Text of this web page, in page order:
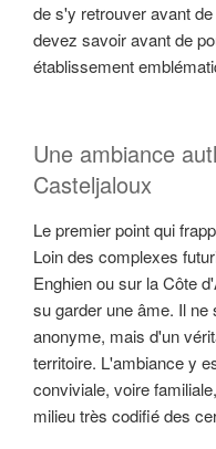
de s'y retrouver avant
devez savoir avant de
établissement
Une ambiance
Casteljaloux
Le premier point qui
Loin des complexes
Enghien ou sur la Côte
su garder une âme. Il ne
anonyme, mais d'un
territoire. L'ambiance y
conviviale, voire
milieu très codifié des